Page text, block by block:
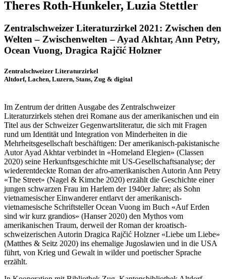
Theres Roth-Hunkeler, Luzia Stettler
Zentralschweizer Literaturzirkel 2021: Zwischen den
Welten – Zwischenwelten – Ayad Akhtar, Ann Petry,
Ocean Vuong, Dragica Rajčić Holzner
Zentralschweizer Literaturzirkel
Altdorf, Lachen, Luzern, Stans, Zug & digital
Im Zentrum der dritten Ausgabe des Zentralschweizer
Literaturzirkels stehen drei Romane aus der amerikanischen und ein
Titel aus der Schweizer Gegenwartsliteratur, die sich mit Fragen
rund um Identität und Integration von Minderheiten in die
Mehrheitsgesellschaft beschäftigen: Der amerikanisch-pakistanische
Autor Ayad Akhtar verbindet in «Homeland Elegien» (Classen
2020) seine Herkunftsgeschichte mit US-Gesellschaftsanalyse; der
wiederentdeckte Roman der afro-amerikanischen Autorin Ann Petry
«The Street» (Nagel & Kimche 2020) erzählt die Geschichte einer
jungen schwarzen Frau im Harlem der 1940er Jahre; als Sohn
vietnamesischer Einwanderer entlarvt der amerikanisch-
vietnamesische Schriftsteller Ocean Vuong im Buch «Auf Erden
sind wir kurz grandios» (Hanser 2020) den Mythos vom
amerikanischen Traum, derweil der Roman der kroatisch-
schweizerischen Autorin Dragica Rajčić Holzner «Liebe um Liebe»
(Matthes & Seitz 2020) ins ehemalige Jugoslawien und in die USA
führt, von Krieg und Gewalt in wilder und poetischer Sprache
erzählt.